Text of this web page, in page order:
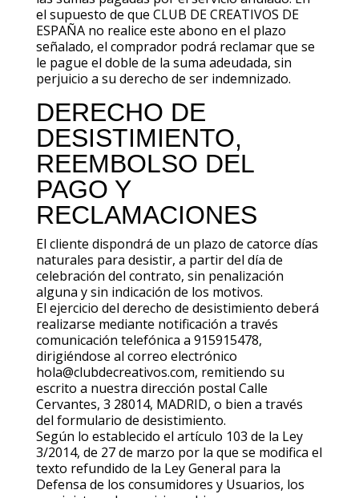
el supuesto de que CLUB DE CREATIVOS DE
ESPAÑA no realice este abono en el plazo
señalado, el comprador podrá reclamar que se
le pague el doble de la suma adeudada, sin
perjuicio a su derecho de ser indemnizado.
DERECHO DE
DESISTIMIENTO,
REEMBOLSO DEL
PAGO Y
RECLAMACIONES
El cliente dispondrá de un plazo de catorce días
naturales para desistir, a partir del día de
celebración del contrato, sin penalización
alguna y sin indicación de los motivos.
El ejercicio del derecho de desistimiento deberá
realizarse mediante notificación a través
comunicación telefónica a 915915478,
dirigiéndose al correo electrónico
hola@clubdecreativos.com, remitiendo su
escrito a nuestra dirección postal Calle
Cervantes, 3 28014, MADRID, o bien a través
del formulario de desistimiento.
Según lo establecido el artículo 103 de la Ley
3/2014, de 27 de marzo por la que se modifica el
texto refundido de la Ley General para la
Defensa de los consumidores y Usuarios, los